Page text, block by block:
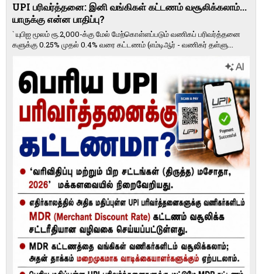
UPI பரிவர்த்தனை: இனி வங்கிகள் கட்டணம் வசூலிக்கலாம்...
யாருக்கு என்ன பாதிப்பு?
` யுபிஐ மூலம் ரூ.2,000-க்கு மேல் மேற்​கொள்​ளப்​படும் வணி​கப் பரிவர்த்​தனை​
களுக்கு 0.25% முதல் 0.4% வரை கட்​ட​ணம் (எம்​டிஆர் - வணி​கர் தள்​ளு...